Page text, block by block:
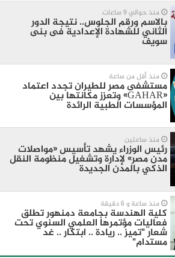
منذ حوالي 9 ساعات
بالاسم ورقم الجلوس.. نتيجة الدور
الثاني للشهادة الإعدادية فى بنى
سويف
منذ أقل من ساعة
مستشفى مصر للطيران تجدد اعتماد
«GAHAR» وتعزز مكانتها بين
المؤسسات الطبية الرائدة
منذ ساعتين
رئيس الوزراء يشهد تأسيس «مواصلات
مدن مصر» لإدارة وتشغيل منظومة النقل
الذكي بالمدن الجديدة
منذ ساعة و 6 دقيقة
كلية الهندسة بجامعة دمنهور تطلق
فعاليات مؤتمرها العلمي السنوي تحت
شعار "تميز .. ريادة .. ابتكار .. غد
مستدام"